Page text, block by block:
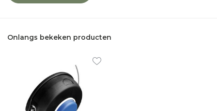
Onlangs bekeken producten